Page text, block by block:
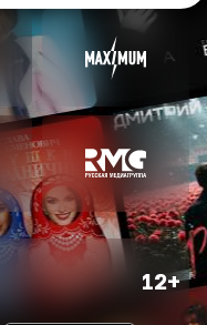
12+